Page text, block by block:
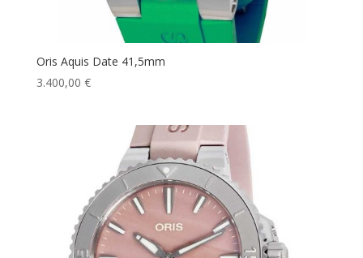
Oris Aquis Date 41,5mm
3.400,00 €